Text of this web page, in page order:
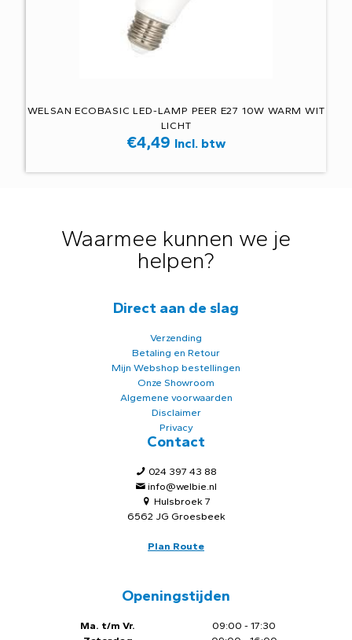
WELSAN ECOBASIC LED-LAMP PEER E27 10W WARM WIT
LICHT
€4,49 Incl. btw
Waarmee kunnen we je
helpen?
Direct aan de slag
Verzending
Betaling en Retour
Mijn Webshop bestellingen
Onze Showroom
Algemene voorwaarden
Disclaimer
Privacy
Contact
024 397 43 88
info@welbie.nl
Hulsbroek 7
6562 JG Groesbeek
Plan Route
Openingstijden
Ma. t/m Vr.
09:00 - 17:30